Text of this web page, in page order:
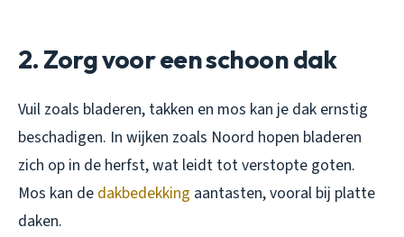
2. Zorg voor een schoon dak
Vuil zoals bladeren, takken en mos kan je dak ernstig
beschadigen. In wijken zoals Noord hopen bladeren
zich op in de herfst, wat leidt tot verstopte goten.
Mos kan de dakbedekking aantasten, vooral bij platte
daken.